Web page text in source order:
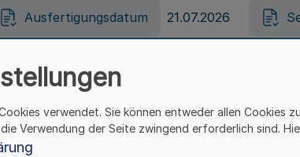
Ausfertigungsdatum 21.07.2026
zur Vermeidung von
–
Ausfertigungsdatum 21.07.2026
verwendet. Sie können entweder allen Cookies
Verwendung der Seite zwingend erforderlich sind.